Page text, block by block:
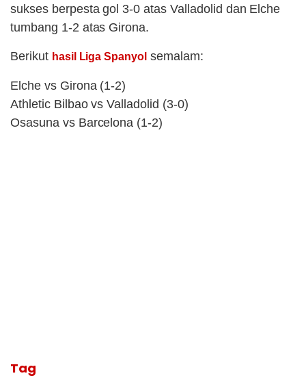
sukses berpesta gol 3-0 atas Valladolid dan Elche
tumbang 1-2 atas Girona.
Berikut hasil Liga Spanyol semalam:
Elche vs Girona (1-2)
Athletic Bilbao vs Valladolid (3-0)
Osasuna vs Barcelona (1-2)
Tag